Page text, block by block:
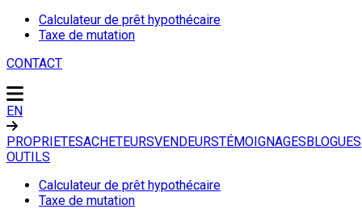
Calculateur de prêt hypothécaire
Taxe de mutation
CONTACT
EN
PROPRIETESACHETEURSVENDEURSTÉMOIGNAGESBLOGUES
OUTILS
Calculateur de prêt hypothécaire
Taxe de mutation